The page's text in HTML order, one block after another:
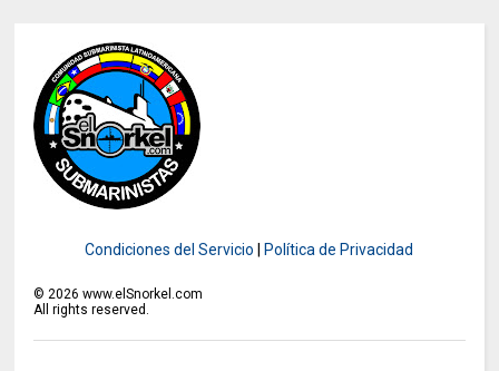
Condiciones del Servicio |Política de Privacidad
© 2026 www.elSnorkel.com
All rights reserved.